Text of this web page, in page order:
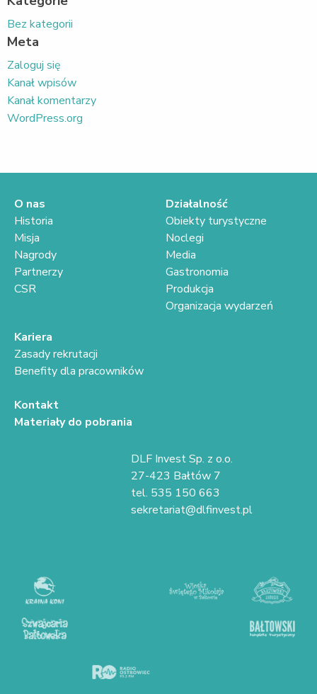
Bez kategorii
Meta
Zaloguj się
Kanał wpisów
Kanał komentarzy
WordPress.org
O nas
Historia
Misja
Nagrody
Partnerzy
CSR
Działalność
Obiekty turystyczne
Noclegi
Media
Gastronomia
Produkcja
Organizacja wydarzeń
Kariera
Zasady rekrutacji
Benefity dla pracowników
Kontakt
Materiały do pobrania
DLF Invest Sp. z o.o.
27-423 Bałtów 7
tel. 535 150 663
sekretariat@dlfinvest.pl